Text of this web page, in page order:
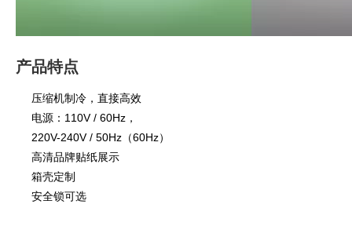
产品特点
压缩机制冷，直接高效
电源：110V / 60Hz，
220V-240V / 50Hz（60Hz）
高清品牌贴纸展示
箱壳定制
安全锁可选